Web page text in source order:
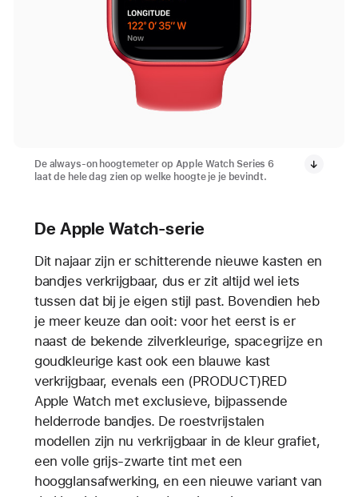
De always-on hoogtemeter op Apple Watch Series 6
laat de hele dag zien op welke hoogte je je bevindt.
De Apple Watch-serie
Dit najaar zijn er schitterende nieuwe kasten en
bandjes verkrijgbaar, dus er zit altijd wel iets
tussen dat bij je eigen stijl past. Bovendien heb
je meer keuze dan ooit: voor het eerst is er
naast de bekende zilverkleurige, spacegrijze en
goudkleurige kast ook een blauwe kast
verkrijgbaar, evenals een (PRODUCT)RED
Apple Watch met exclusieve, bijpassende
helderrode bandjes. De roestvrijstalen
modellen zijn nu verkrijgbaar in de kleur grafiet,
een volle grijs-zwarte tint met een
hoogglansafwerking, en een nieuwe variant van